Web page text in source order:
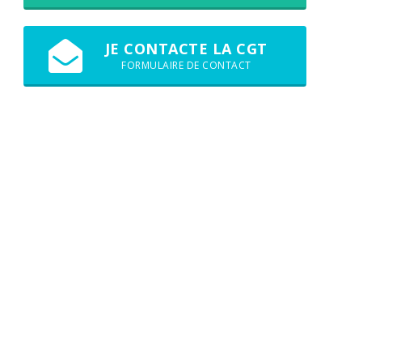
JE CONTACTE LA CGT
FORMULAIRE DE CONTACT